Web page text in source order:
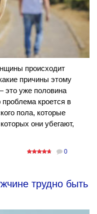
происходит
причины этому
это уже половина
кроется в
пола, которые
они убегают,
0
трудно быть